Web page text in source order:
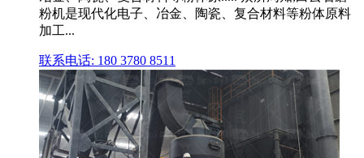
粉机是现代化电子、冶金、陶瓷、复合材料等粉体原料
加工...
联系电话: 180 3780 8511